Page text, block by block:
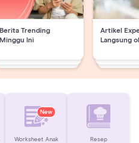
Berita Trending
Minggu Ini
Artikel
Langsung
New
Worksheet Anak Resep